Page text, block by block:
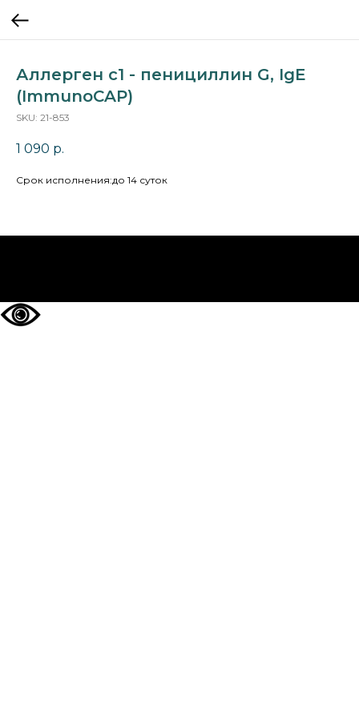
Аллерген c1 - пенициллин G, IgE
(ImmunoCAP)
SKU: 21-853
1 090 р.
Cрок исполнения:до 14 суток